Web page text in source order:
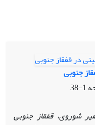
جنوبی
1-38
شوروی، قفقاز جنوبی